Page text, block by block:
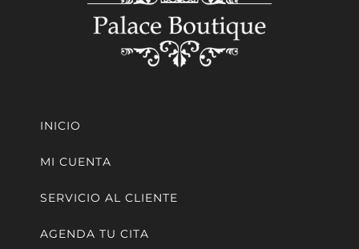
INICIO
MI CUENTA
SERVICIO AL CLIENTE
AGENDA TU CITA